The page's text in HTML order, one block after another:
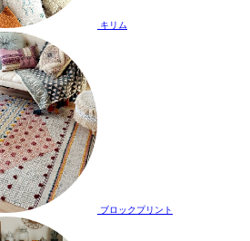
キリム
ブロックプリント